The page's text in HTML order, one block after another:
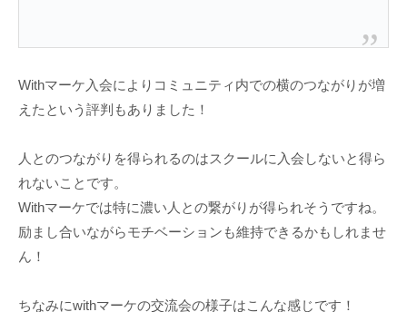
Withマーケ入会によりコミュニティ内での横のつながりが増
えたという評判もありました！
人とのつながりを得られるのはスクールに入会しないと得ら
れないことです。
Withマーケでは特に濃い人との繋がりが得られそうですね。
励まし合いながらモチベーションも維持できるかもしれませ
ん！
ちなみにwithマーケの交流会の様子はこんな感じです！